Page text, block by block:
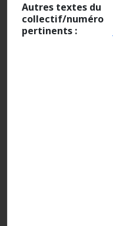
Autres textes du
collectif/numéro
pertinents :